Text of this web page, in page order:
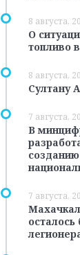
8 августа,
О
топливо
8 августа,
Султану
7 августа,
В
7 августа,
осталось